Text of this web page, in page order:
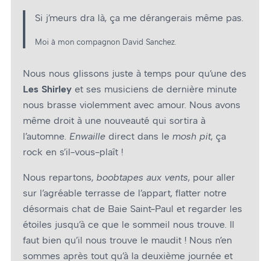
Si j’meurs dra là, ça me dérangerais même pas.
Moi à mon compagnon David Sanchez.
Nous nous glissons juste à temps pour qu’une des
Les Shirley et ses musiciens de dernière minute
nous brasse violemment avec amour. Nous avons
même droit à une nouveauté qui sortira à
l’automne. Enwaille direct dans le mosh pit, ça
rock en s’il-vous-plaît !
Nous repartons, boobtapes aux vents, pour aller
sur l’agréable terrasse de l’appart, flatter notre
désormais chat de Baie Saint-Paul et regarder les
étoiles jusqu’à ce que le sommeil nous trouve. Il
faut bien qu’il nous trouve le maudit ! Nous n’en
sommes après tout qu’à la deuxième journée et